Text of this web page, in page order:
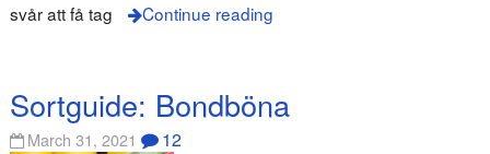
svår att få tag
Continue reading
Sortguide: Bondböna
March 31, 2021 12